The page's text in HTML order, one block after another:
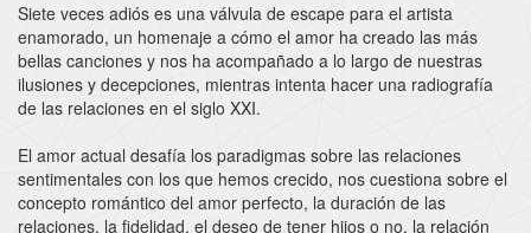
Siete veces adiós es una válvula de escape para el artista
enamorado, un homenaje a cómo el amor ha creado las más
bellas canciones y nos ha acompañado a lo largo de nuestras
ilusiones y decepciones, mientras intenta hacer una radiografía
de las relaciones en el siglo XXI.
El amor actual desafía los paradigmas sobre las relaciones
sentimentales con los que hemos crecido, nos cuestiona sobre el
concepto romántico del amor perfecto, la duración de las
relaciones, la fidelidad, el deseo de tener hijos o no, la relación